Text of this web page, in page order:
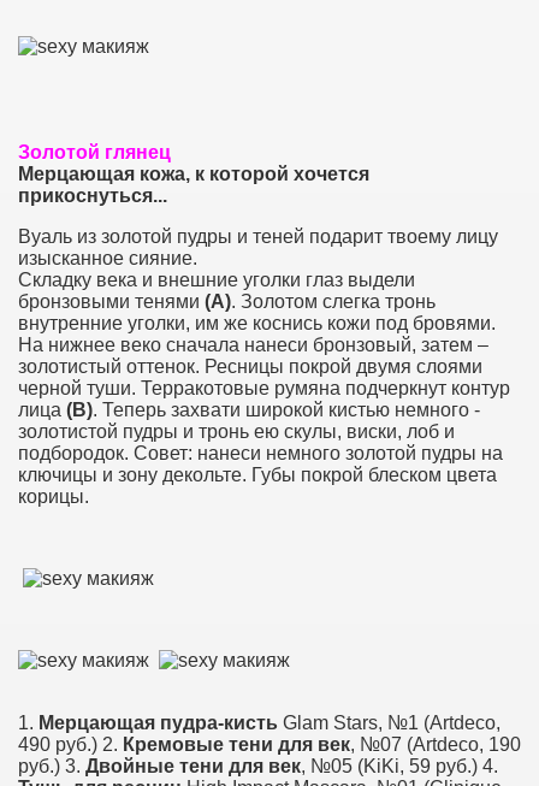
Золотой глянец
Мерцающая кожа, к которой хочется
прикоснуться...
Вуаль из золотой пудры и теней подарит твоему лицу
изысканное сияние.
Складку века и внешние уголки глаз выдели
бронзовыми тенями (А). Золотом слегка тронь
внутренние уголки, им же коснись кожи под ­бровями.
На нижнее веко сначала нанеси бронзовый, затем –
золоти­стый оттенок. Ресницы покрой двумя слоями
черной туши. Терра­котовые румяна подчеркнут контур
лица (В). Теперь захвати широкой кистью ­немного ­
золотистой пудры и тронь ею скулы, виски, лоб и
подбородок. Совет: нанеси немного золотой пудры на
ключицы и зону декольте. Губы покрой блеском цвета
корицы.
1. Мерцающая пудра-кисть Glam Stars, №1 (Artdeco,
490 руб.) 2. Кремовые тени для век, №07 (Artdeco, 190
руб.) 3. Двойные тени для век, №05 (KiKi, 59 руб.) 4.